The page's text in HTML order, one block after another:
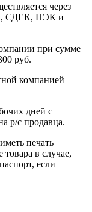
через
СДЕК, ПЭК и
при сумме
руб.
компанией
дней с
р/с продавца.
печать
в случае,
если